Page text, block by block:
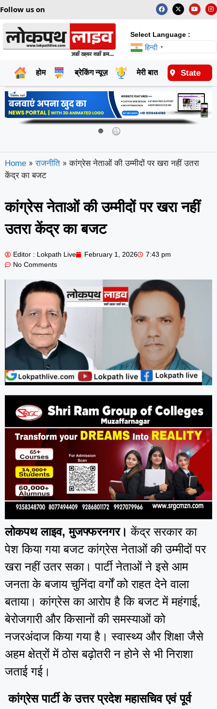
Follow us on
Select Language :
हिन्दी ▼
होम ब्रेकिंग न्यूज़ मेरी बात राष्ट्रीय
State
Home » राजनीति » कांग्रेस नेताओं की उम्मीदों पर खरा नहीं उतरा
केंद्र का बजट
कांग्रेस नेताओं की उम्मीदों पर खरा नहीं
उतरा केंद्र का बजट
Editor : Lokpath Live February 1, 2026
7:43 pm
No Comments
लोकपथ लाइव, मुजफ्फरनगर।केंद्र सरकार का
पेश किया गया बजट कांग्रेस नेताओं की उम्मीदों पर
खरा नहीं उतर सका। पार्टी नेताओं ने इसे आम
जनता के बजाय चुनिंदा वर्गों को राहत देने वाला
बताया। कांग्रेस का आरोप है कि बजट में महंगाई,
बेरोजगारी और किसानों की समस्याओं को
नजरअंदाज किया गया है। स्वास्थ्य और शिक्षा जैसे
अहम क्षेत्रों में ठोस बढ़ोतरी न होने से भी निराशा
जताई गई।
कांग्रेस पार्टी के उत्तर प्रदेश महासचिव एवं पूर्व